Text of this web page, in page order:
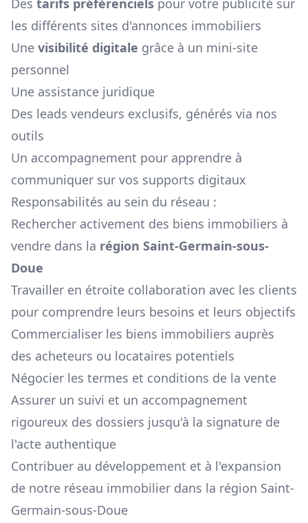
Des tarifs préférenciels pour votre publicité sur
les différents sites d'annonces immobiliers
Une visibilité digitale grâce à un mini-site
personnel
Une assistance juridique
Des leads vendeurs exclusifs, générés via nos
outils
Un accompagnement pour apprendre à
communiquer sur vos supports digitaux
Responsabilités au sein du réseau :
Rechercher activement des biens immobiliers à
vendre dans la région Saint-Germain-sous-
Doue
Travailler en étroite collaboration avec les clients
pour comprendre leurs besoins et leurs objectifs
Commercialiser les biens immobiliers auprès
des acheteurs ou locataires potentiels
Négocier les termes et conditions de la vente
Assurer un suivi et un accompagnement
rigoureux des dossiers jusqu'à la signature de
l'acte authentique
Contribuer au développement et à l'expansion
de notre réseau immobilier dans la région Saint-
Germain-sous-Doue